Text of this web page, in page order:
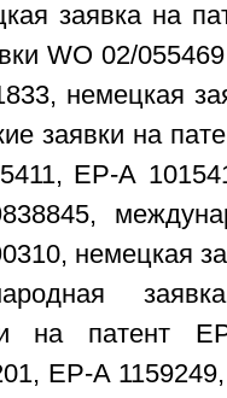
заявка на
WO 02/
немецкая
заявки на
ЕР-А
немецкая
на патент
ЕР-А